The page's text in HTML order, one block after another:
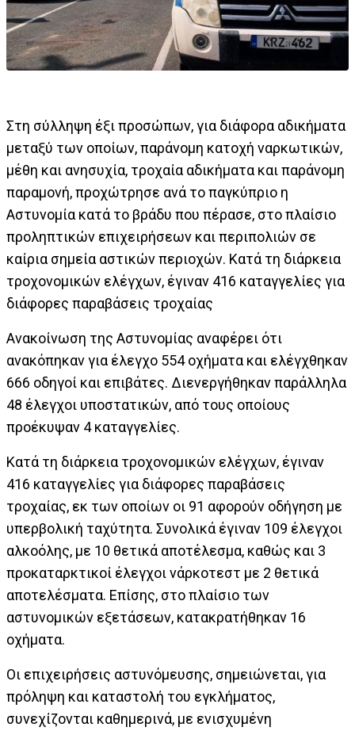
Στη σύλληψη έξι προσώπων, για διάφορα αδικήματα
μεταξύ των οποίων, παράνομη κατοχή ναρκωτικών,
μέθη και ανησυχία, τροχαία αδικήματα και παράνομη
παραμονή, προχώτρησε ανά το παγκύπριο η
Αστυνομία κατά το βράδυ που πέρασε, στο πλαίσιο
προληπτικών επιχειρήσεων και περιπολιών σε
καίρια σημεία αστικών περιοχών. Κατά τη διάρκεια
τροχονομικών ελέγχων, έγιναν 416 καταγγελίες για
διάφορες παραβάσεις τροχαίας
Ανακοίνωση της Αστυνομίας αναφέρει ότι
ανακόπηκαν για έλεγχο 554 οχήματα και ελέγχθηκαν
666 οδηγοί και επιβάτες. Διενεργήθηκαν παράλληλα
48 έλεγχοι υποστατικών, από τους οποίους
προέκυψαν 4 καταγγελίες.
Κατά τη διάρκεια τροχονομικών ελέγχων, έγιναν
416 καταγγελίες για διάφορες παραβάσεις
τροχαίας, εκ των οποίων οι 91 αφορούν οδήγηση με
υπερβολική ταχύτητα. Συνολικά έγιναν 109 έλεγχοι
αλκοόλης, με 10 θετικά αποτέλεσμα, καθώς και 3
προκαταρκτικοί έλεγχοι νάρκοτεστ με 2 θετικά
αποτελέσματα. Επίσης, στο πλαίσιο των
αστυνομικών εξετάσεων, κατακρατήθηκαν 16
οχήματα.
Οι επιχειρήσεις αστυνόμευσης, σημειώνεται, για
πρόληψη και καταστολή του εγκλήματος,
συνεχίζονται καθημερινά, με ενισχυμένη